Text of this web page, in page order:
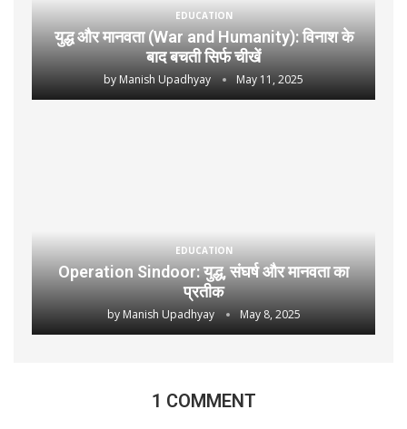
EDUCATION
युद्ध और मानवता (War and Humanity): विनाश के
बाद बचती सिर्फ चीखें
by Manish Upadhyay May 11, 2025
EDUCATION
Operation Sindoor: युद्ध, संघर्ष और मानवता का
प्रतीक
by Manish Upadhyay May 8, 2025
1 COMMENT